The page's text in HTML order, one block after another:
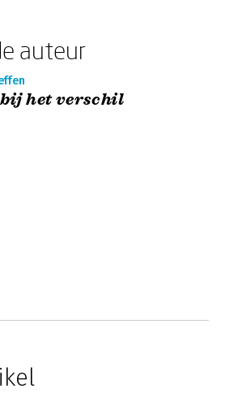
auteur
het verschil